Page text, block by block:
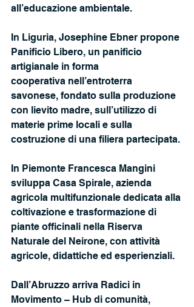
all’educazione ambientale.
In Liguria, Josephine Ebner propone
Panificio Libero, un panificio
artigianale in forma
cooperativa nell’entroterra
savonese, fondato sulla produzione
con lievito madre, sull’utilizzo di
materie prime locali e sulla
costruzione di una filiera partecipata.
In Piemonte Francesca Mangini
sviluppa Casa Spirale, azienda
agricola multifunzionale dedicata alla
coltivazione e trasformazione di
piante officinali nella Riserva
Naturale del Neirone, con attività
agricole, didattiche ed esperienziali.
Dall’Abruzzo arriva Radici in
Movimento – Hub di comunità,